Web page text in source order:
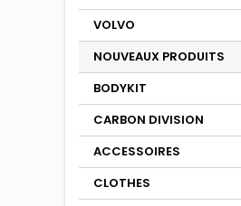
VOLVO
NOUVEAUX PRODUITS
BODYKIT
CARBON DIVISION
ACCESSOIRES
CLOTHES